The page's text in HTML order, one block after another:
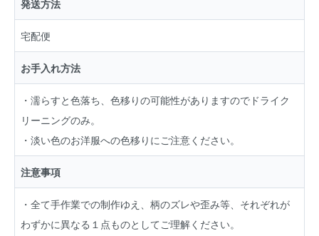
発送方法
宅配便
お手入れ方法
・濡らすと色落ち、色移りの可能性がありますのでドライク
リーニングのみ。
・淡い色のお洋服への色移りにご注意ください。
注意事項
・全て手作業での制作ゆえ、柄のズレや歪み等、それぞれが
わずかに異なる１点ものとしてご理解ください。